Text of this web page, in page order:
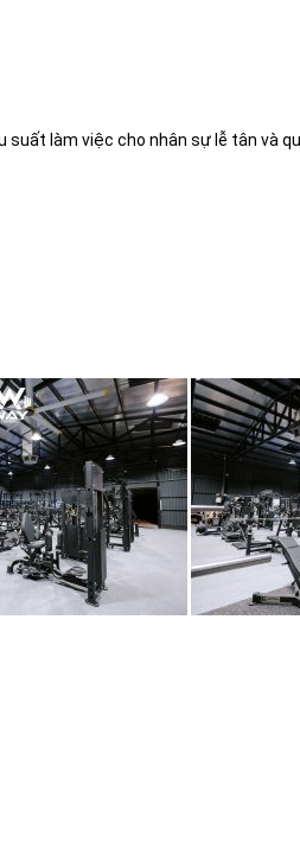
làm việc cho nhân sự lễ tân và